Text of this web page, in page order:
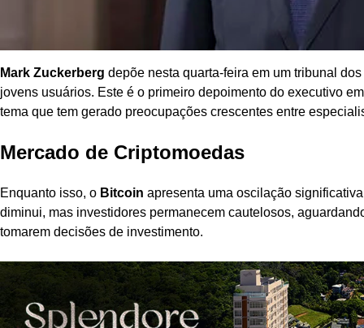
Mark Zuckerberg depõe nesta quarta-feira em um tribunal dos
jovens usuários. Este é o primeiro depoimento do executivo
tema que tem gerado preocupações crescentes entre
Mercado de Criptomoedas
Enquanto isso, o Bitcoin apresenta uma oscilação
diminui, mas investidores permanecem cautelosos,
tomarem decisões de investimento.